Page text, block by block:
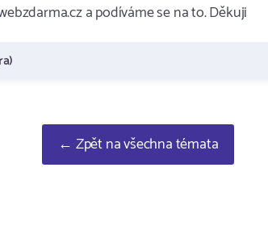
a podíváme se na to. Děkuji
← Zpět na všechna témata